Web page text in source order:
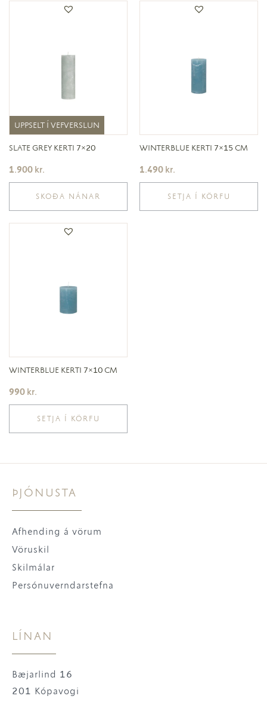
UPPSELT Í VEFVERSLUN
UPPSELT Í VEFVERSLUN
SLATE GREY KERTI 7×20
1.900 kr.
SKOÐA NÁNAR
WINTERBLUE KERTI 7×15 CM
1.490 kr.
SETJA Í KÖRFU
WINTERBLUE KERTI 7×10 CM
990 kr.
SETJA Í KÖRFU
ÞJÓNUSTA
Afhending á vörum
Vöruskil
Skilmálar
Persónuverndarstefna
LÍNAN
Bæjarlind 16
201 Kópavogi